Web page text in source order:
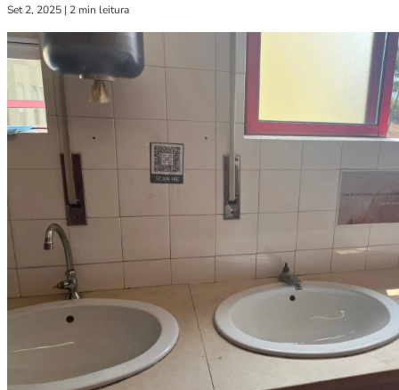
Set 2, 2025 | 2 min leitura